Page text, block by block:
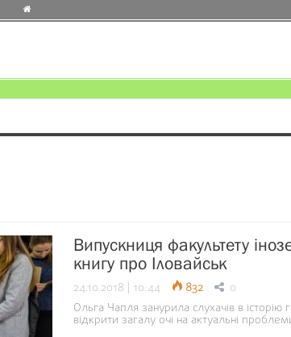
Випускниця факультету
книгу про Іловайськ
24.10.2018 | 10:44 832 0
Ольга Чапля занурила слухачів в
відкрити загалу очі на актуальні